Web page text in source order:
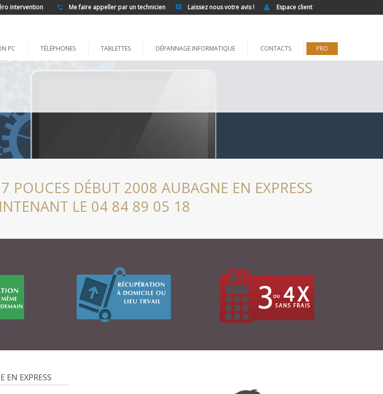
Espace client
Laissez nous votre avis !
Me faire appeller par un technicien
intervention
PC TÉLÉPHONES TABLETTES DÉPANNAGE INFORMATIQUE CONTACTS PRO
POUCES DÉBUT 2008 AUBAGNE EN EXPRESS
LE 04 84 89 05 18
EN EXPRESS